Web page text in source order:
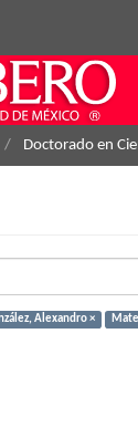
Doctorado en
Alexandro ×